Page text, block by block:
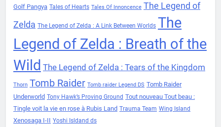
Golf Pangya Tales of Hearts Tales Of Innoncence The Legend of
Zelda The Legend of Zelda : A Link Between Worlds The
Legend of Zelda : Breath of the
Wild The Legend of Zelda : Tears of the Kingdom
Thorn Tomb Raider Tomb raider Legend DS Tomb Raider
Underworld Tony Hawk’s Proving Ground Tout nouveau Tout beau :
Tingle voit la vie en rose à Rubis Land Trauma Team Wing Island
Xenosaga I-II Yoshi Isldand ds